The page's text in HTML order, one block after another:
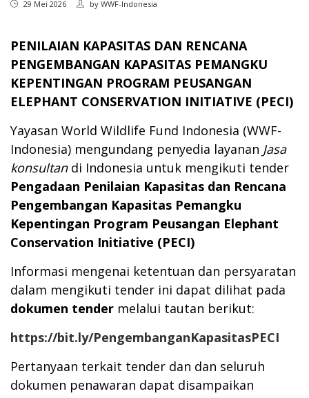
29 Mei 2026 by WWF-Indonesia
PENILAIAN KAPASITAS DAN RENCANA
PENGEMBANGAN KAPASITAS PEMANGKU
KEPENTINGAN PROGRAM PEUSANGAN
ELEPHANT CONSERVATION INITIATIVE (PECI)
Yayasan World Wildlife Fund Indonesia (WWF-
Indonesia) mengundang penyedia layanan Jasa
konsultan di Indonesia untuk mengikuti tender
Pengadaan Penilaian Kapasitas dan Rencana
Pengembangan Kapasitas Pemangku
Kepentingan Program Peusangan Elephant
Conservation Initiative (PECI)
Informasi mengenai ketentuan dan persyaratan
dalam mengikuti tender ini dapat dilihat pada
dokumen tender melalui tautan berikut:
https://bit.ly/PengembanganKapasitasPECI
Pertanyaan terkait tender dan dan seluruh
dokumen penawaran dapat disampaikan